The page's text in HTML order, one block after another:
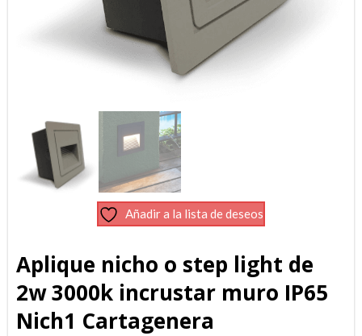
Añadir a la lista de deseos
Aplique nicho o step light de
2w 3000k incrustar muro IP65
Nich1 Cartagenera